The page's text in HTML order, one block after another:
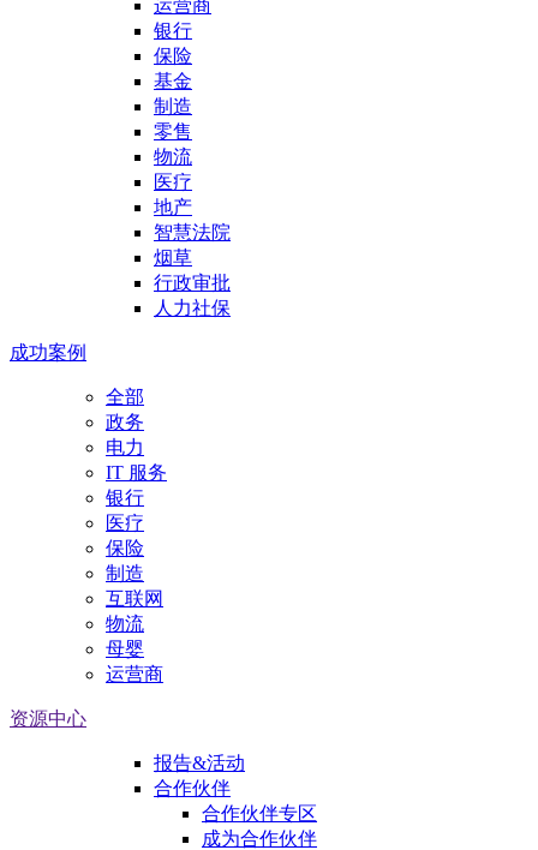
运营商
银行
保险
基金
制造
零售
物流
医疗
地产
智慧法院
烟草
行政审批
人力社保
成功案例
全部
政务
电力
IT 服务
银行
医疗
保险
制造
互联网
物流
母婴
运营商
资源中心
报告&活动
合作伙伴
合作伙伴专区
成为合作伙伴